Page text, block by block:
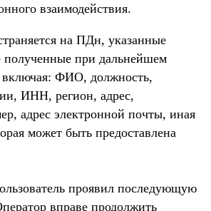
взаимодействия.
на ПДн, указанные
при дальнейшем
включая: ФИО, должность,
ИНН, регион, адрес,
адрес электронной почты, иная
может быть предоставлена
проявил последующую
вправе продолжить